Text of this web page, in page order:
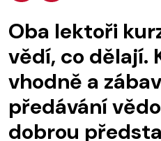
Oba lektoři
vědí, co dělají.
vhodně a
předávání
dobrou
Váhal jsem,
prodloužený
S dcerou jsme
které bychom
Adršpašských